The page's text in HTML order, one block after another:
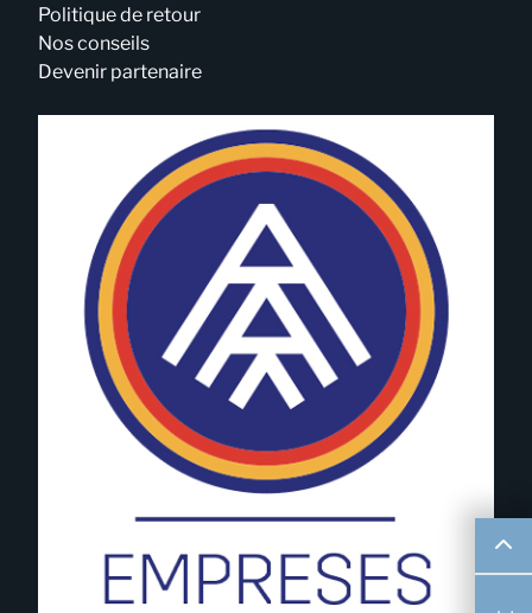
Politique de retour
Nos conseils
Devenir partenaire